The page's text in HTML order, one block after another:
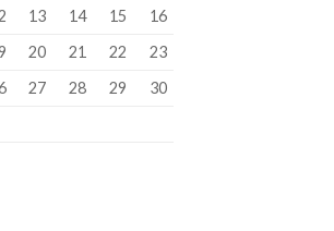
13 14 15
16
20 21 22
23
27 28 29
30